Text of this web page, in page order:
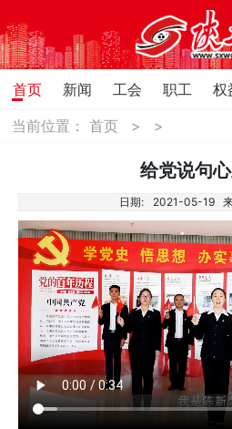
首页 新闻 工会 职工 权
当前位置：首页 > >
给党说句
日期: 2021-05-19